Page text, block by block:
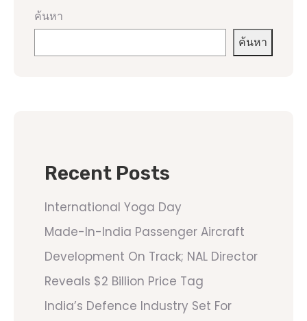
ค้นหา
ค้นหา
Recent Posts
International Yoga Day
Made-In-India Passenger Aircraft
Development On Track; NAL Director
Reveals $2 Billion Price Tag
India’s Defence Industry Set For